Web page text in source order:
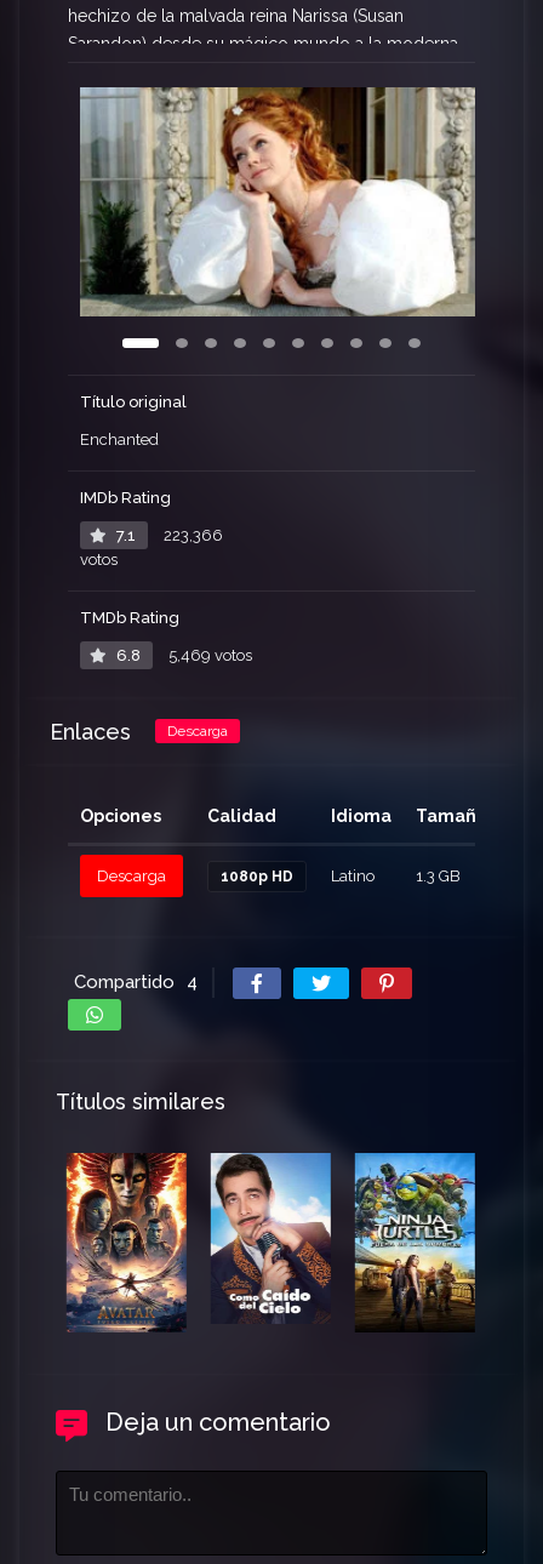
hechizo de la malvada reina Narissa (Susan
Sarandon) desde su mágico mundo a la moderna
en el que «fueron felices y comieron perdices»
no funciona, Giselle deambula por un mundo
caótico que necesita urgentemente unos cuantos
hechizos. Pero Giselle se enamora de un
abogado divorciado, encantador pero nada
perfecto (Patrick Dempsey) que decide ayudarla.
A pesar de que en su mundo está prometida al
príncipe de cuento de hadas (James Marsden), la
joven princesa se hará la siguiente pregunta: ¿Su
visión del amor ideal tiene futuro en el mundo
Título original
Enchanted
IMDb Rating
7.1
223,366
votos
TMDb Rating
6.8 5,469 votos
Enlaces Descarga
Opciones Calidad Idioma Tamaño
Descarga 1080p HD Latino 1.3 GB
Compartido 4
Títulos similares
Deja un comentario